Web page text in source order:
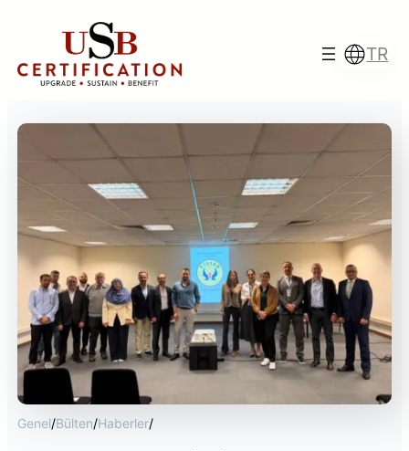
TR
Français Italiano
Genel/Bülten/Haberler/